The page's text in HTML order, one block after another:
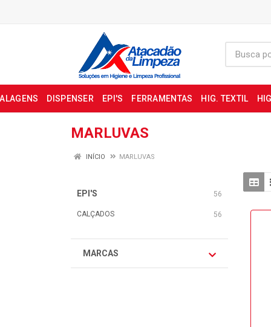
DISPENSER EPI'S FERRAMENTAS HIG. TEXTIL
MARLUVAS
INÍCIO MARLUVAS
EPI'S 56
CALÇADOS 56
MARCAS